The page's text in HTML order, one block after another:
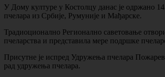
У Дому културе у Костолцу данас је одржано
пчелара из Србије, Румуније и Мађарске.
Традиоционално Регионално саветовање
пчеларства и представила мере подршке
Присутне је испред Удружења пчелара
рад удружења пчелара.